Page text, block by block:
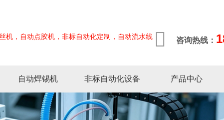
机，自动点胶机，非标自动化定制，自动流水线
咨询热线：
自动焊锡机 非标自动化设备 产品中心